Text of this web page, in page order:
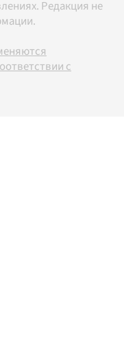
Редакция не
с